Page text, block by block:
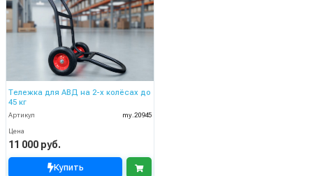
Тележка для АВД на 2-х колёсах до
45 кг
Артикул my.20945
Цена
11 000 руб.
Купить